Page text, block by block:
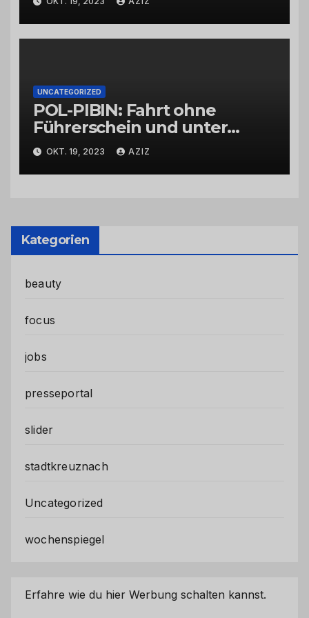
UNCATEGORIZED
POL-PIBIN: Fahrt ohne
Führerschein und unter
Einfluss von Drogen
OKT. 19, 2023 AZIZ
Kategorien
beauty
focus
jobs
presseportal
slider
stadtkreuznach
Uncategorized
wochenspiegel
Erfahre wie du hier Werbung schalten kannst.